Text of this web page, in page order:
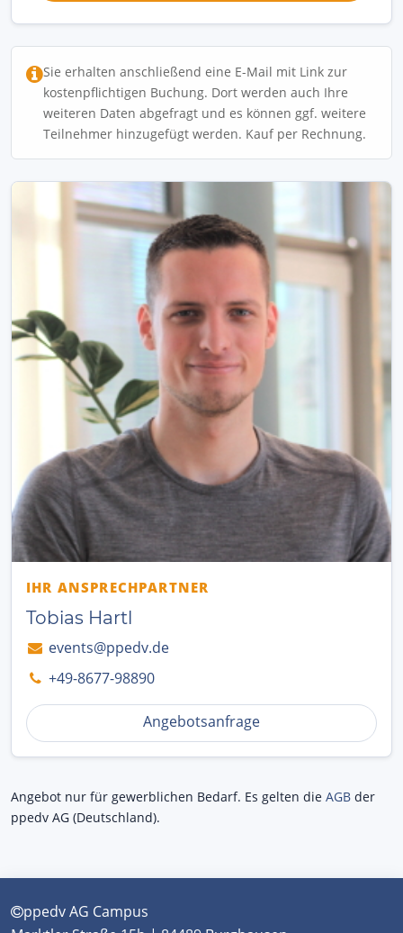
Sie erhalten anschließend eine E-Mail mit Link zur
kostenpflichtigen Buchung. Dort werden auch Ihre
weiteren Daten abgefragt und es können ggf. weitere
Teilnehmer hinzugefügt werden. Kauf per Rechnung.
IHR ANSPRECHPARTNER
Tobias Hartl
events@ppedv.de
+49-8677-98890
Angebotsanfrage
Angebot nur für gewerblichen Bedarf. Es gelten die AGB der
ppedv AG (Deutschland).
ppedv AG Campus